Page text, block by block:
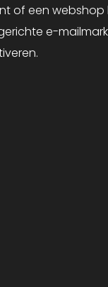
of een webshop
e-